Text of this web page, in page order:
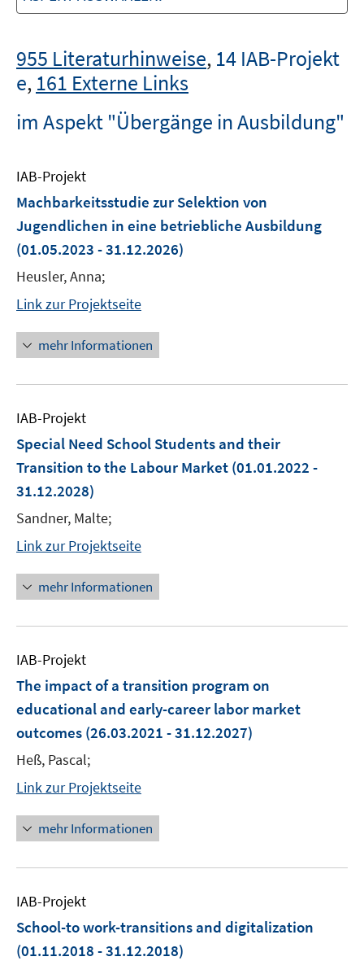
955 Literaturhinweise, 14 IAB-Projekt
e, 161 Externe Links
im Aspekt "Übergänge in Ausbildung"
IAB-Projekt
Machbarkeitsstudie zur Selektion von
Jugendlichen in eine betriebliche Ausbildung
(01.05.2023 - 31.12.2026)
Heusler, Anna;
Link zur Projektseite
mehr Informationen
IAB-Projekt
Special Need School Students and their
Transition to the Labour Market (01.01.2022 -
31.12.2028)
Sandner, Malte;
Link zur Projektseite
mehr Informationen
IAB-Projekt
The impact of a transition program on
educational and early-career labor market
outcomes (26.03.2021 - 31.12.2027)
Heß, Pascal;
Link zur Projektseite
mehr Informationen
IAB-Projekt
School-to work-transitions and digitalization
(01.11.2018 - 31.12.2018)